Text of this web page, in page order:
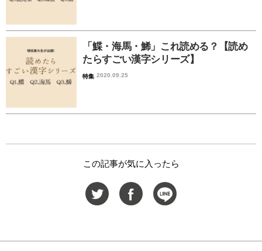
「鰈・海馬・鯑」これ読める？【読め
たらすごい漢字シリーズ】
特集 2020.09.25
この記事が気に入ったら